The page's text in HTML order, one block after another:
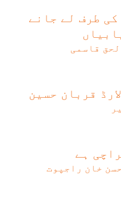
کی طرف لے جانے
قاسمی
قربان حسین
ہے
خان راجپوت